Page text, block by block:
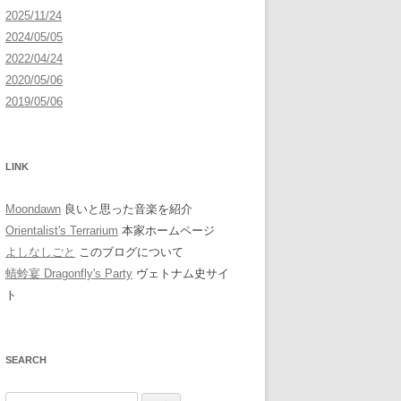
2025/11/24
2024/05/05
2022/04/24
2020/05/06
2019/05/06
LINK
Moondawn 良いと思った音楽を紹介
Orientalist's Terrarium 本家ホームページ
よしなしごと このブログについて
蜻蛉宴 Dragonfly's Party ヴェトナム史サイ
ト
SEARCH